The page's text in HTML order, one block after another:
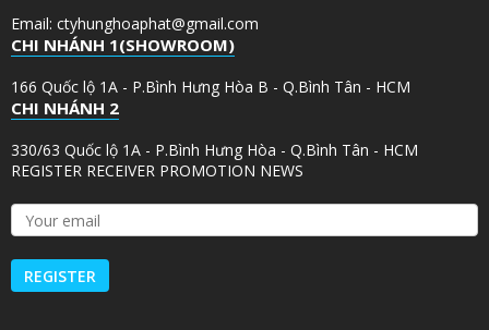
Email: ctyhunghoaphat@gmail.com
CHI NHÁNH 1(SHOWROOM)
166 Quốc lộ 1A - P.Bình Hưng Hòa B - Q.Bình Tân - HCM
CHI NHÁNH 2
330/63 Quốc lộ 1A - P.Bình Hưng Hòa - Q.Bình Tân - HCM
REGISTER RECEIVER PROMOTION NEWS
o
u
e